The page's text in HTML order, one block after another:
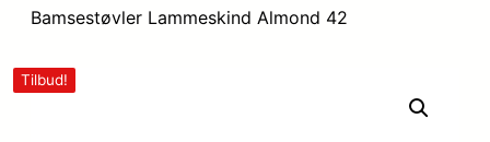
Bamsestøvler Lammeskind Almond 42
Tilbud!